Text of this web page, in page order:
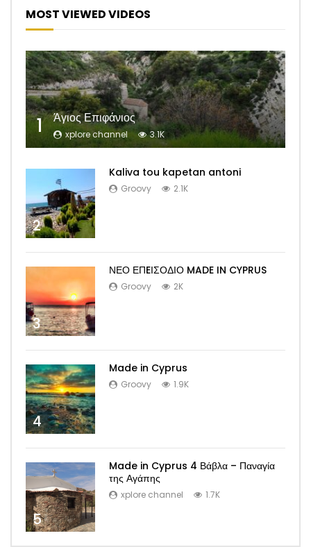
MOST VIEWED VIDEOS
1 Άγιος Επιφάνιος
xplore channel 3.1K
2
Kaliva tou kapetan antoni
Groovy 2.1K
3
ΝΕΟ ΕΠEΙΣΟΔΙΟ MADE IN CYPRUS
Groovy 2K
4
Made in Cyprus
Groovy 1.9K
5
Made in Cyprus 4 Βάβλα – Παναγία
της Αγάπης
xplore channel 1.7K